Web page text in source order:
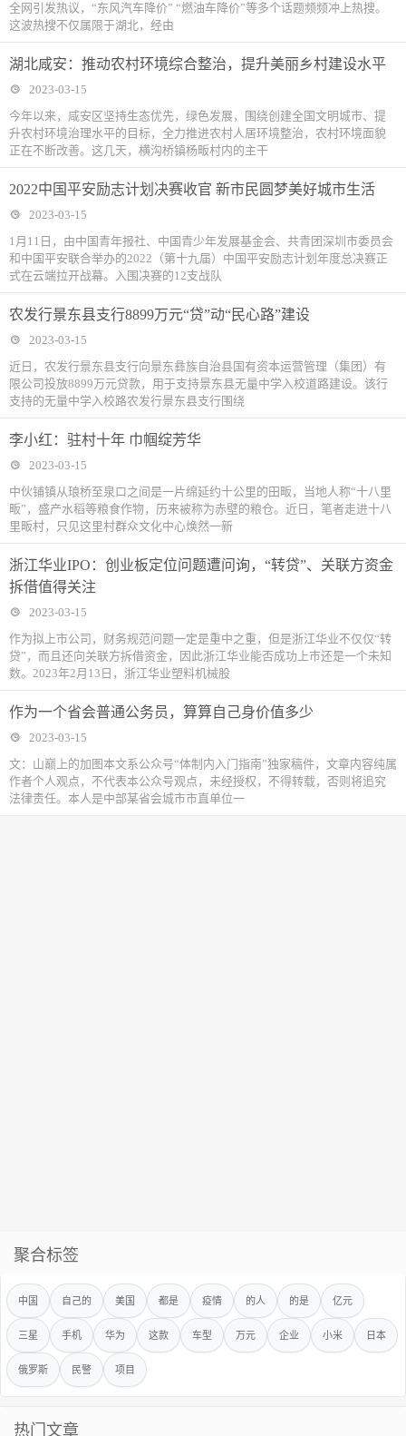
全网引发热议，“东风汽车降价” “燃油车降价”等多个话题频频冲上热搜。
这波热搜不仅属限于湖北，经由
湖北咸安：推动农村环境综合整治，提升美丽乡村建设水平
2023-03-15
今年以来，咸安区坚持生态优先，绿色发展，围绕创建全国文明城市、提
升农村环境治理水平的目标，全力推进农村人居环境整治，农村环境面貌
正在不断改善。这几天，横沟桥镇杨畈村内的主干
2022中国平安励志计划决赛收官 新市民圆梦美好城市生活
2023-03-15
1月11日，由中国青年报社、中国青少年发展基金会、共青团深圳市委员会
和中国平安联合举办的2022（第十九届）中国平安励志计划年度总决赛正
式在云端拉开战幕。入围决赛的12支战队
农发行景东县支行8899万元“贷”动“民心路”建设
2023-03-15
近日，农发行景东县支行向景东彝族自治县国有资本运营管理（集团）有
限公司投放8899万元贷款，用于支持景东县无量中学入校道路建设。该行
支持的无量中学入校路农发行景东县支行围绕
李小红：驻村十年 巾帼绽芳华
2023-03-15
中伙铺镇从琅桥至泉口之间是一片绵延约十公里的田畈，当地人称“十八里
畈”，盛产水稻等粮食作物，历来被称为赤壁的粮仓。近日，笔者走进十八
里畈村，只见这里村群众文化中心焕然一新
浙江华业IPO：创业板定位问题遭问询，“转贷”、关联方资金
拆借值得关注
2023-03-15
作为拟上市公司，财务规范问题一定是重中之重，但是浙江华业不仅仅“转
贷”，而且还向关联方拆借资金，因此浙江华业能否成功上市还是一个未知
数。2023年2月13日，浙江华业塑料机械股
作为一个省会普通公务员，算算自己身价值多少
2023-03-15
文：山巅上的加图本文系公众号“体制内入门指南”独家稿件，文章内容纯属
作者个人观点，不代表本公众号观点，未经授权，不得转载，否则将追究
法律责任。本人是中部某省会城市市直单位一
聚合标签
中国 自己的 美国 都是 疫情 的人 的是 亿元
三星 手机 华为 这款 车型 万元 企业 小米 日本
俄罗斯 民警 项目
热门文章